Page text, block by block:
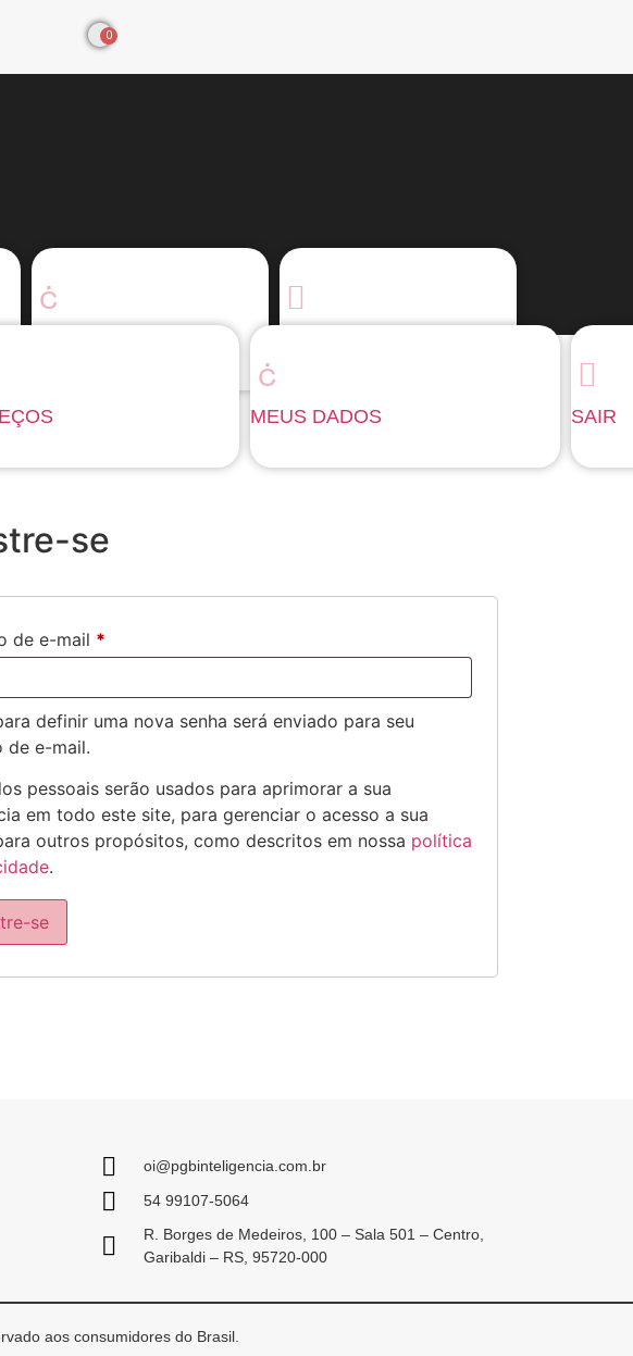
0
MEUS DADOS SAIR
se
de e-mail *
definir uma nova senha será enviado para seu
de e-mail.
pessoais serão usados para aprimorar a sua
em todo este site, para gerenciar o acesso a sua
outros propósitos, como descritos em nossa política
.
se
oi@pgbinteligencia.com.br
54 99107-5064
R. Borges de Medeiros, 100 – Sala 501 – Centro,
Garibaldi – RS, 95720-000
aos consumidores do Brasil.